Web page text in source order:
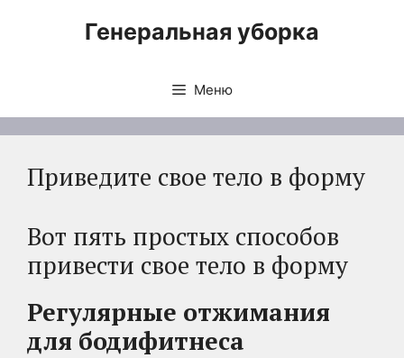
Генеральная уборка
Меню
Приведите свое тело в форму
Вот пять простых способов
привести свое тело в форму
Регулярные отжимания
для бодифитнеса